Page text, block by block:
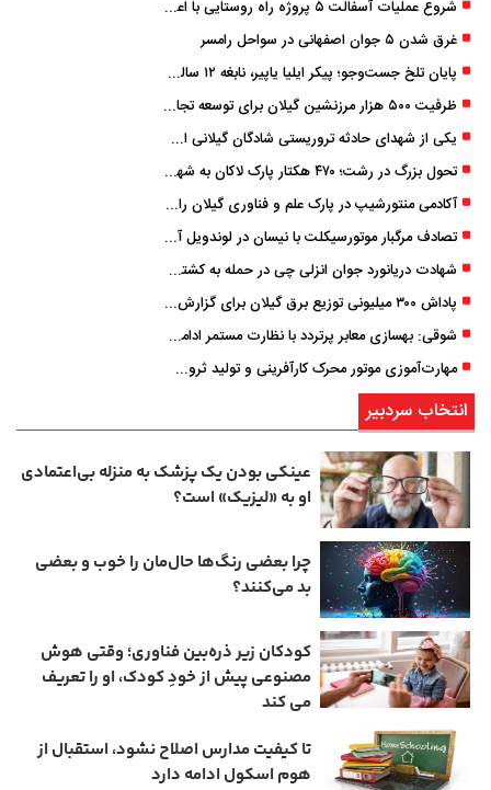
شروع عملیات آسفالت ۵ پروژه راه ‌روستایی با اعتبار ۳۷۰ میلیاردی در گیلان
غرق شدن ۵ جوان اصفهانی در سواحل رامسر
پایان تلخ جست‌وجو؛ پیکر ایلیا یاپیر، نابغه ۱۲ ساله لاهیجانی پیدا شد
ظرفیت ۵۰۰ هزار مرزنشین گیلان برای توسعه تجارت فعال می‌شود
یکی از شهدای حادثه تروریستی شادگان گیلانی است/ شهادت «سینا سیاه‌ نژاد» در درگیری با اشرار مسلح
تحول بزرگ در رشت؛ ۴۷۰ هکتار پارک لاکان به شهر ملحق می‌شود/ انتقال سند به‌ زودی
آکادمی منتورشیپ در پارک علم و فناوری گیلان راه‌اندازی شد
تصادف مرگبار موتورسیکلت با نیسان در لوندویل آستارا/ انتقال مصدوم با اورژانس هوایی به رشت
شهادت دریانورد جوان انزلی چی در حمله به کشتی تجاری در دریای کاسپین
پاداش ۳۰۰ میلیونی توزیع برق گیلان برای گزارش ماینرهای غیرمجاز
شوقی: بهسازی معابر پرتردد با نظارت مستمر ادامه دارد
مهارت‌آموزی موتور محرک کارآفرینی و تولید ثروت است
انتخاب سردبیر
عینکی‌ بودن یک پزشک به منزله بی‌اعتمادی
او به «لیزیک» است؟
چرا بعضی رنگ‌ها حال‌مان را خوب و بعضی
بد می‌کنند؟
کودکان زیر ذره‌بین فناوری؛ وقتی هوش
مصنوعی پیش از خودِ کودک، او را تعریف
می ‌کند
تا کیفیت مدارس اصلاح نشود، استقبال از
هوم ‌اسکول ادامه دارد